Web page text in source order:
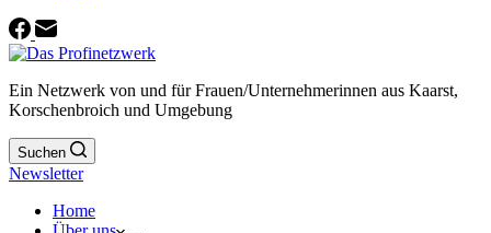
Ein Netzwerk von und für Frauen/Unternehmerinnen aus Kaarst,
Korschenbroich und Umgebung
Suchen
Newsletter
Home